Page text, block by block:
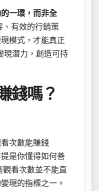
一環，而非全
、有效的行銷策
模式，才能真正
現潛力，創造可持
錢嗎？
次數能賺錢
是你懂得如何善
觀看次數並不能直
現的指標之一。